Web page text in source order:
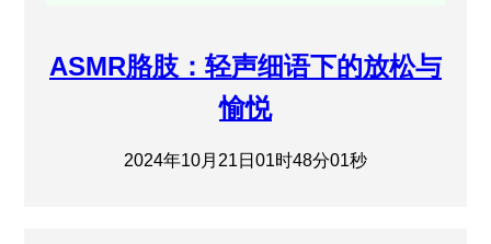
ASMR胳肢：轻声细语下的放松与
愉悦
2024年10月21日01时48分01秒